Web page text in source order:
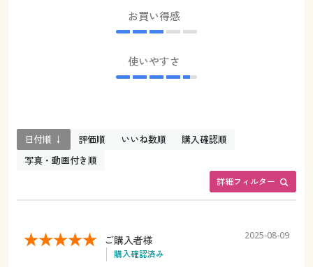
お買い得感
使いやすさ
詳細フィルター
日付順 ↓ 評価順 いいね数順
購入確認順
写真・動画付き順
ご購入者様
購入確認済み
2025-08-09